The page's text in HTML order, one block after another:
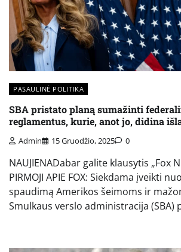
PASAULINĖ POLITIKA
SBA pristato planą sumažinti
reglamentus, kurie, anot jo, didina
Admin 15 Gruodžio, 2025 0
NAUJIENADabar galite klausytis „Fox
PIRMOJI APIE FOX: Siekdama įveikti
spaudimą Amerikos šeimoms ir
Smulkaus verslo administracija